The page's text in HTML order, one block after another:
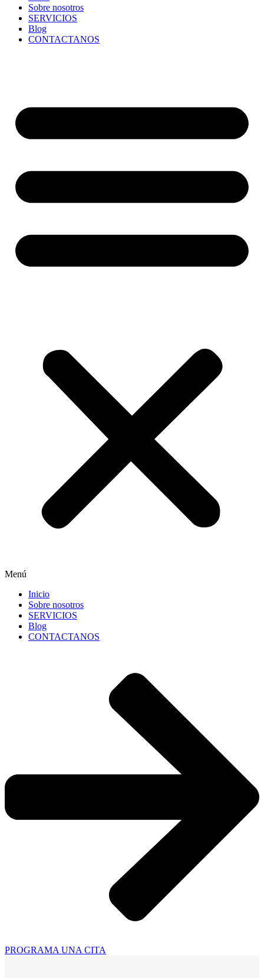
Sobre nosotros
SERVICIOS
Blog
CONTACTANOS
Menú
Inicio
Sobre nosotros
SERVICIOS
Blog
CONTACTANOS
PROGRAMA UNA CITA